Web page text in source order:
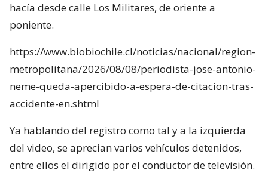
hacía desde calle Los Militares, de oriente a
poniente.
https://www.biobiochile.cl/noticias/nacional/region-
metropolitana/2026/08/08/periodista-jose-antonio-
neme-queda-apercibido-a-espera-de-citacion-tras-
accidente-en.shtml
Ya hablando del registro como tal y a la izquierda
del video, se aprecian varios vehículos detenidos,
entre ellos el dirigido por el conductor de televisión.